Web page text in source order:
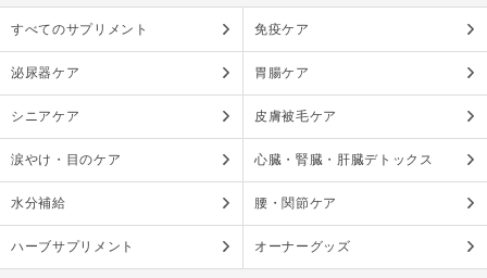
すべてのサプリメント 免疫ケア
泌尿器ケア 胃腸ケア
シニアケア 皮膚被毛ケア
涙やけ・目のケア 心臓・腎臓・肝臓デトックス
水分補給 腰・関節ケア
ハーブサプリメント オーナーグッズ